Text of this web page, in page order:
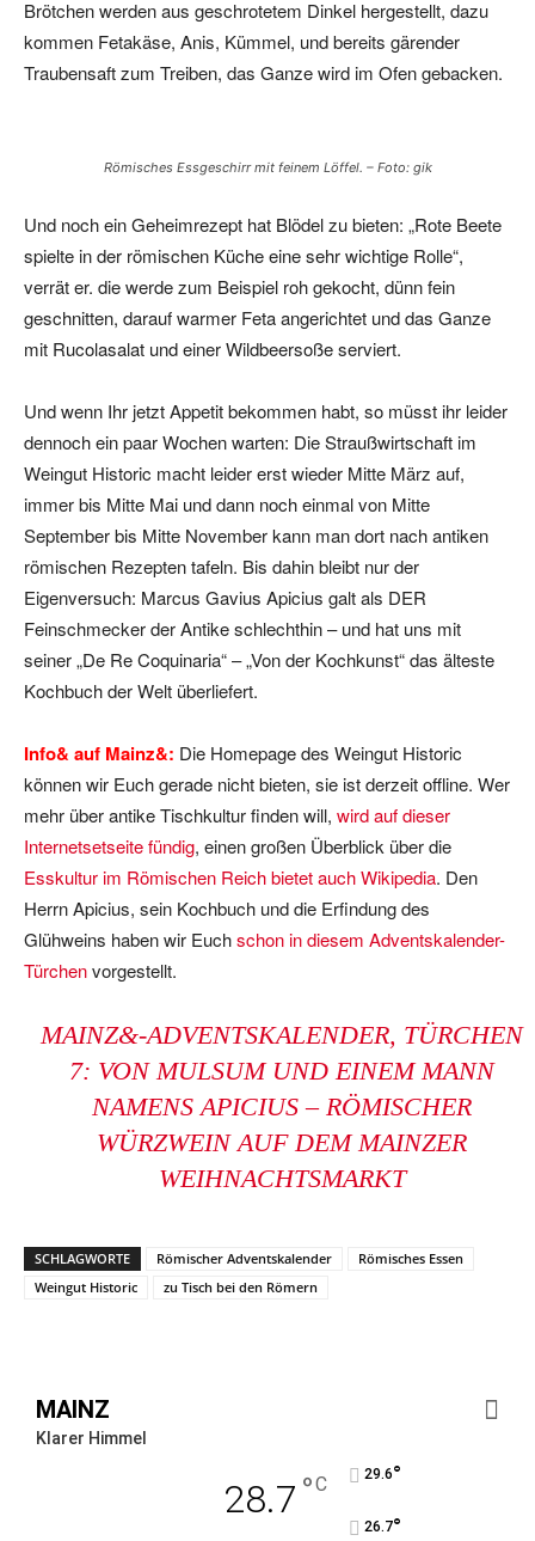
Brötchen werden aus geschrotetem Dinkel hergestellt, dazu
kommen Fetakäse, Anis, Kümmel, und bereits gärender
Traubensaft zum Treiben, das Ganze wird im Ofen gebacken.
Römisches Essgeschirr mit feinem Löffel. – Foto: gik
Und noch ein Geheimrezept hat Blödel zu bieten: „Rote Beete
spielte in der römischen Küche eine sehr wichtige Rolle“,
verrät er. die werde zum Beispiel roh gekocht, dünn fein
geschnitten, darauf warmer Feta angerichtet und das Ganze
mit Rucolasalat und einer Wildbeersoße serviert.
Und wenn Ihr jetzt Appetit bekommen habt, so müsst ihr leider
dennoch ein paar Wochen warten: Die Straußwirtschaft im
Weingut Historic macht leider erst wieder Mitte März auf,
immer bis Mitte Mai und dann noch einmal von Mitte
September bis Mitte November kann man dort nach antiken
römischen Rezepten tafeln. Bis dahin bleibt nur der
Eigenversuch: Marcus Gavius Apicius galt als DER
Feinschmecker der Antike schlechthin – und hat uns mit
seiner „De Re Coquinaria“ – „Von der Kochkunst“ das älteste
Kochbuch der Welt überliefert.
Info& auf Mainz&: Die Homepage des Weingut Historic
können wir Euch gerade nicht bieten, sie ist derzeit offline. Wer
mehr über antike Tischkultur finden will, wird auf dieser
Internetsetseite fündig, einen großen Überblick über die
Esskultur im Römischen Reich bietet auch Wikipedia. Den
Herrn Apicius, sein Kochbuch und die Erfindung des
Glühweins haben wir Euchschon in diesem Adventskalender-
Türchenvorgestellt.
MAINZ&-ADVENTSKALENDER, TÜRCHEN
7: VON MULSUM UND EINEM MANN
NAMENS APICIUS – RÖMISCHER
WÜRZWEIN AUF DEM MAINZER
WEIHNACHTSMARKT
SCHLAGWORTE Römischer Adventskalender
Römisches Essen
Weingut Historic
zu Tisch bei den Römern
MAINZ
Klarer Himmel
28.7 °C 29.6°
26.7°